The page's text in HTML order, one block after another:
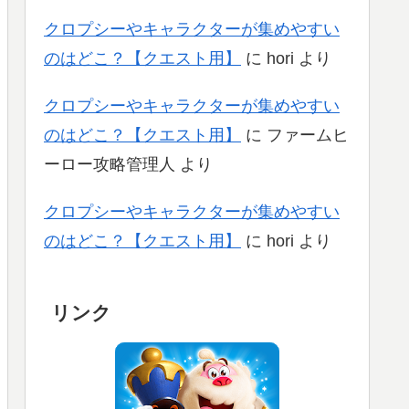
クロプシーやキャラクターが集めやすい
のはどこ？【クエスト用】
に hori より
クロプシーやキャラクターが集めやすい
のはどこ？【クエスト用】
に ファームヒ
ーロー攻略管理人 より
クロプシーやキャラクターが集めやすい
のはどこ？【クエスト用】
に hori より
リンク